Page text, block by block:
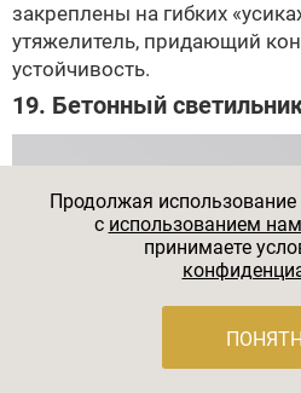
закреплены на гибких
утяжелитель, придающий
устойчивость.
19. Бетонный
Продолжая использование
c использованием
принимаете